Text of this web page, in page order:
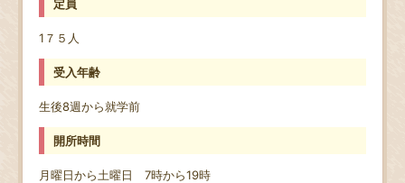
定員
1７５人
受入年齢
生後8週から就学前
開所時間
月曜日から土曜日 7時から19時